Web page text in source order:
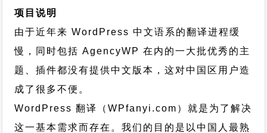
项目说明
由于近年来 WordPress 中文语系的翻译进程缓
慢，同时包括 AgencyWP 在内的一大批优秀的主
题、插件都没有提供中文版本，这对中国区用户造
成了很多不便。
WordPress 翻译（WPfanyi.com） 就是为了解决
这一基本需求而存在。我们的目的是以中国人最熟